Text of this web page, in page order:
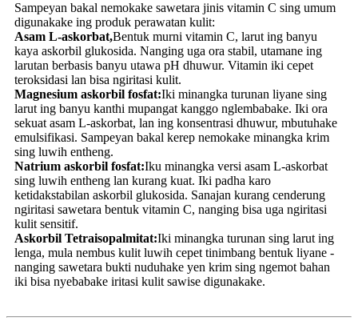
Sampeyan bakal nemokake sawetara jinis vitamin C sing umum
digunakake ing produk perawatan kulit:
Asam L-askorbat,Bentuk murni vitamin C, larut ing banyu
kaya askorbil glukosida. Nanging uga ora stabil, utamane ing
larutan berbasis banyu utawa pH dhuwur. Vitamin iki cepet
teroksidasi lan bisa ngiritasi kulit.
Magnesium askorbil fosfat:Iki minangka turunan liyane sing
larut ing banyu kanthi mupangat kanggo nglembabake. Iki ora
sekuat asam L-askorbat, lan ing konsentrasi dhuwur, mbutuhake
emulsifikasi. Sampeyan bakal kerep nemokake minangka krim
sing luwih entheng.
Natrium askorbil fosfat:Iku minangka versi asam L-askorbat
sing luwih entheng lan kurang kuat. Iki padha karo
ketidakstabilan askorbil glukosida. Sanajan kurang cenderung
ngiritasi sawetara bentuk vitamin C, nanging bisa uga ngiritasi
kulit sensitif.
Askorbil Tetraisopalmitat:Iki minangka turunan sing larut ing
lenga, mula nembus kulit luwih cepet tinimbang bentuk liyane -
nanging sawetara bukti nuduhake yen krim sing ngemot bahan
iki bisa nyebabake iritasi kulit sawise digunakake.